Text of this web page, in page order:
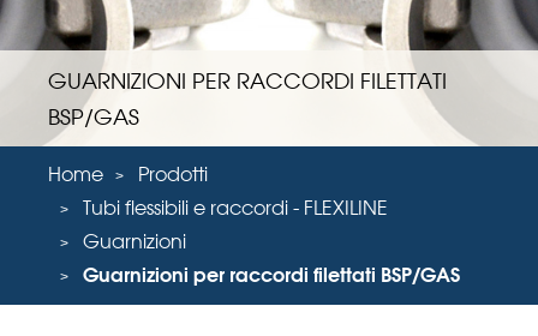
GUARNIZIONI PER RACCORDI FILETTATI
BSP/GAS
Home
Prodotti
Tubi flessibili e raccordi - FLEXILINE
Guarnizioni
Guarnizioni per raccordi filettati BSP/GAS